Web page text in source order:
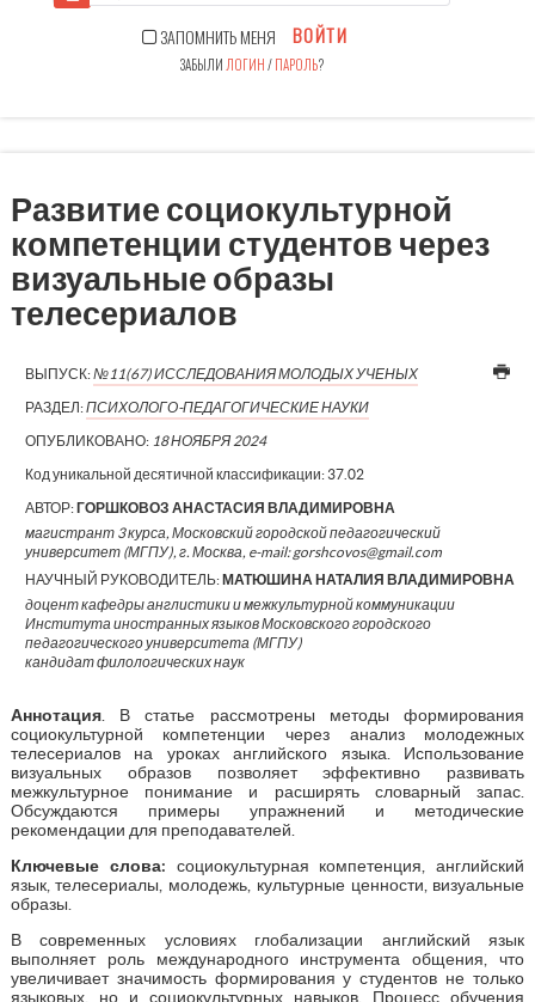
ЗАПОМНИТЬ МЕНЯ ВОЙТИ
ЗАБЫЛИ ЛОГИН/ПАРОЛЬ?
Развитие социокультурной
компетенции студентов через
визуальные образы
телесериалов
ВЫПУСК:№11(67) ИССЛЕДОВАНИЯ МОЛОДЫХ УЧЕНЫХ
РАЗДЕЛ:ПСИХОЛОГО-ПЕДАГОГИЧЕСКИЕ НАУКИ
ОПУБЛИКОВАНО: 18 НОЯБРЯ 2024
Код уникальной десятичной классификации: 37.02
АВТОР:ГОРШКОВОЗ АНАСТАСИЯ ВЛАДИМИРОВНА
магистрант 3 курса, Московский городской педагогический
университет (МГПУ), г. Москва, e-mail: gorshcovos@gmail.com
НАУЧНЫЙ РУКОВОДИТЕЛЬ:МАТЮШИНА НАТАЛИЯ ВЛАДИМИРОВНА
доцент кафедры англистики и межкультурной коммуникации
Института иностранных языков Московского городского
педагогического университета (МГПУ)
кандидат филологических наук
Аннотация. В статье рассмотрены методы формирования
социокультурной компетенции через анализ молодежных
телесериалов на уроках английского языка. Использование
визуальных образов позволяет эффективно развивать
межкультурное понимание и расширять словарный запас.
Обсуждаются примеры упражнений и методические
рекомендации для преподавателей.
Ключевые слова: социокультурная компетенция, английский
язык, телесериалы, молодежь, культурные ценности, визуальные
образы.
В современных условиях глобализации английский язык
выполняет роль международного инструмента общения, что
увеличивает значимость формирования у студентов не только
языковых, но и социокультурных навыков. Процесс обучения